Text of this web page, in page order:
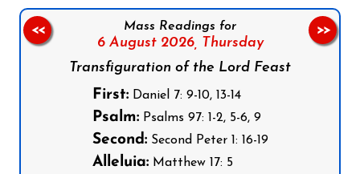
Mass Readings for
6 August 2026, Thursday
Transfiguration of the Lord Feast
First:Daniel 7: 9-10, 13-14
Psalm:Psalms 97: 1-2, 5-6, 9
Second:Second Peter 1: 16-19
Alleluia:Matthew 17: 5
<< >>